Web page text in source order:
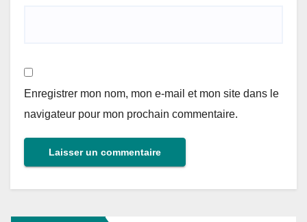
Enregistrer mon nom, mon e-mail et mon site dans le
navigateur pour mon prochain commentaire.